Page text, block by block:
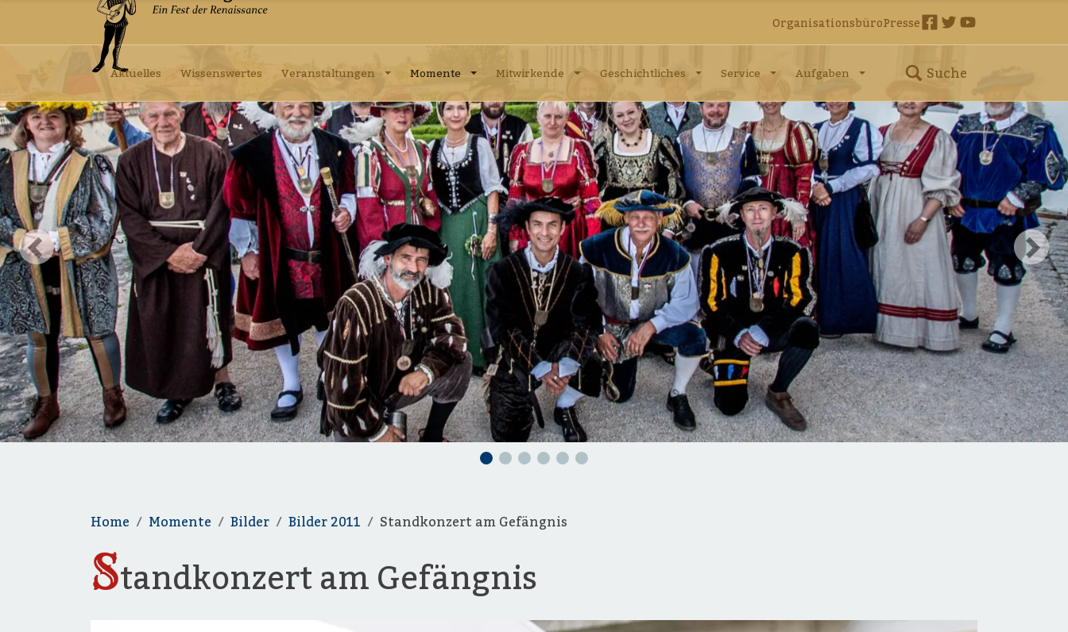
OrganisationsbüroPresse
Aktuelles Wissenswertes Veranstaltungen Momente Mitwirkende Geschichtliches Service Aufgaben Suche
Home Momente Bilder Bilder 2011 Standkonzert am Gefängnis
Standkonzert am Gefängnis